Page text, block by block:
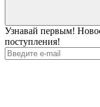
Узнавай первым!
поступления!